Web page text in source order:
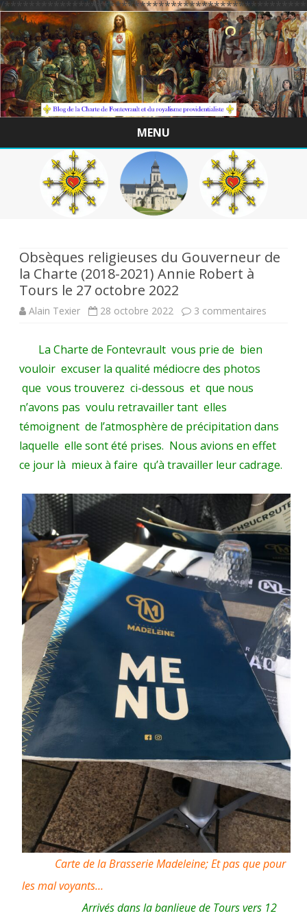
/
MENU
Skip
to
content
Obsèques religieuses du Gouverneur de
la Charte (2018-2021) Annie Robert à
Tours le 27 octobre 2022
Alain Texier 28 octobre 2022 3 commentaires
de
la
(2018-
2021)
Annie
Robert
Tours
le
27
octobre
2022
La Charte de Fontevrault vous prie de bien
vouloir excuser la qualité médiocre des photos
que vous trouverez ci-dessous et que nous
n’avons pas voulu retravailler tant elles
témoignent de l’atmosphère de précipitation dans
laquelle elle sont été prises. Nous avions en effet
ce jour là mieux à faire qu’à travailler leur cadrage.
Carte de la Brasserie Madeleine; Et pas que pour
les mal voyants…
Arrivés dans la banlieue de Tours vers 12